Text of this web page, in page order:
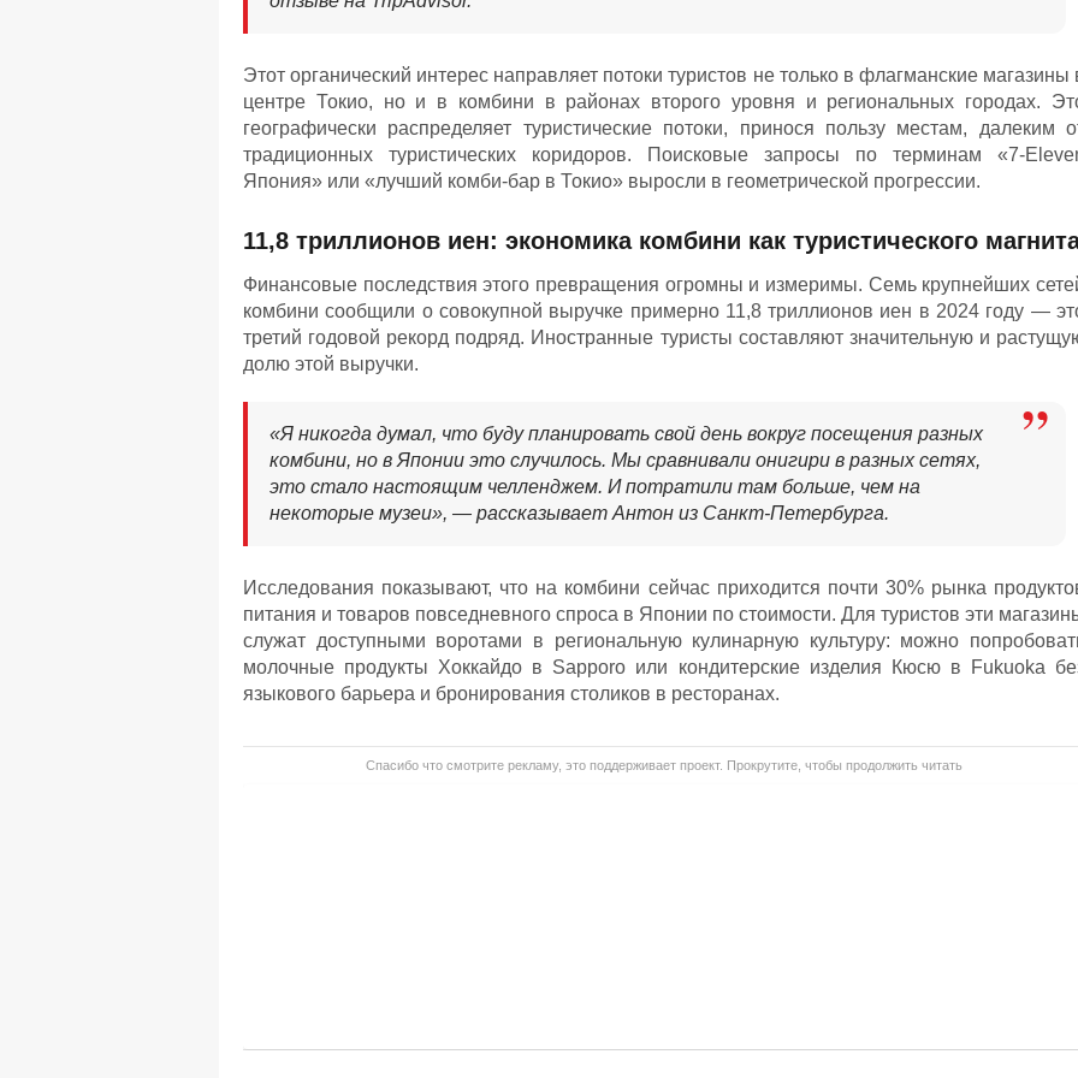
Этот органический интерес направляет потоки туристов не только в флагманские магазины
центре Токио, но и в комбини в районах второго уровня и региональных городах.
географически распределяет туристические потоки, принося пользу местам, далеким
традиционных туристических коридоров. Поисковые запросы по терминам «7-
Япония» или «лучший комби-бар в Токио» выросли в геометрической прогрессии.
11,8 триллионов иен: экономика комбини как туристического
Финансовые последствия этого превращения огромны и измеримы. Семь крупнейших
комбини сообщили о совокупной выручке примерно 11,8 триллионов иен в 2024 году —
третий годовой рекорд подряд. Иностранные туристы составляют значительную и
долю этой выручки.
«Я никогда думал, что буду планировать свой день вокруг посещения разных
комбини, но в Японии это случилось. Мы сравнивали онигири в разных сетях,
это стало настоящим челленджем. И потратили там больше, чем на
некоторые музеи», — рассказывает Антон из Санкт-Петербурга.
Исследования показывают, что на комбини сейчас приходится почти 30% рынка
питания и товаров повседневного спроса в Японии по стоимости. Для туристов эти
служат доступными воротами в региональную кулинарную культуру: можно
молочные продукты Хоккайдо в Sapporo или кондитерские изделия Кюсю в Fukuoka
языкового барьера и бронирования столиков в ресторанах.
Спасибо что смотрите рекламу, это поддерживает проект. Прокрутите, чтобы продолжить читать